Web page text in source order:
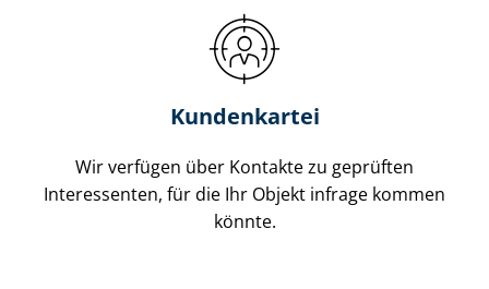
Kundenkartei
Wir verfügen über Kontakte zu geprüften
Interessenten, für die Ihr Objekt infrage kommen
könnte.